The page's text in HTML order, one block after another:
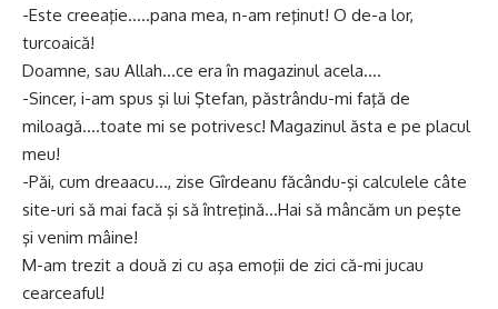
-Este creeaţie…..pana mea, n-am reţinut! O de-a lor,
turcoaică!
Doamne, sau Allah…ce era în magazinul acela….
-Sincer, i-am spus şi lui Ştefan, păstrându-mi faţă de
miloagă….toate mi se potrivesc! Magazinul ăsta e pe placul
meu!
-Păi, cum dreaacu…, zise Gîrdeanu făcându-şi calculele câte
site-uri să mai facă şi să întreţină…Hai să mâncăm un peşte
şi venim mâine!
M-am trezit a două zi cu aşa emoţii de zici că-mi jucau
cearceaful!